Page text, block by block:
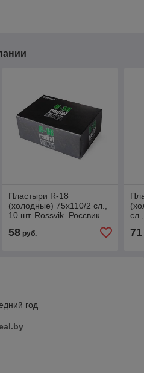
Пластыри R-18
(холодные) 75х110/2 сл.,
10 шт. Rossvik. Россвик
58руб. 71
год